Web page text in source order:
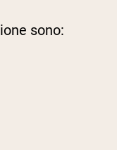
sono: